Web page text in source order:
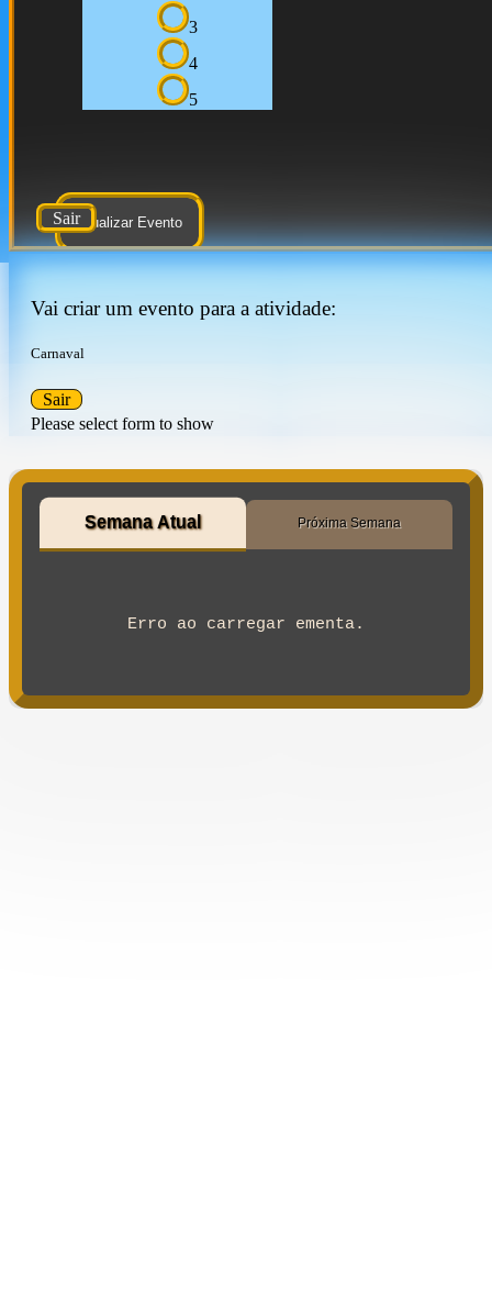
3
4
5
Atualizar Evento
Sair
Vai criar um evento para a atividade:
Carnaval
Please select form to show
Sair
Semana Atual Próxima Semana
Erro ao carregar ementa.